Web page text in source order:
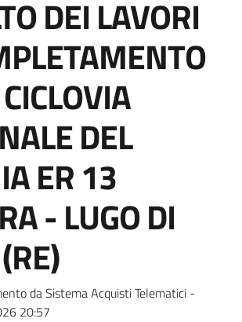
DEI LAVORI
DEL
ER 13
- LUGO DI
da Sistema Acquisti Telematici -
20:57